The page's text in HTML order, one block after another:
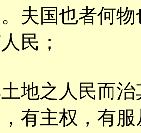
夫国也者何物
民；
地之人民而
有主权，有服